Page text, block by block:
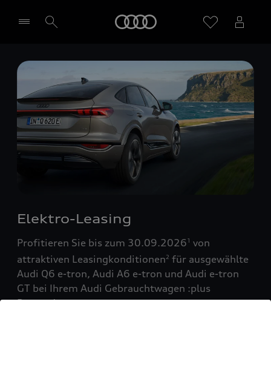
Händler wählen
Elektro-Leasing
Profitieren Sie bis zum 30.09.20261 von
attraktiven Leasingkonditionen2 für ausgewählte
Audi Q6 e-tron, Audi A6 e-tron und Audi e-tron
GT bei Ihrem Audi Gebrauchtwagen :plus
Partner!